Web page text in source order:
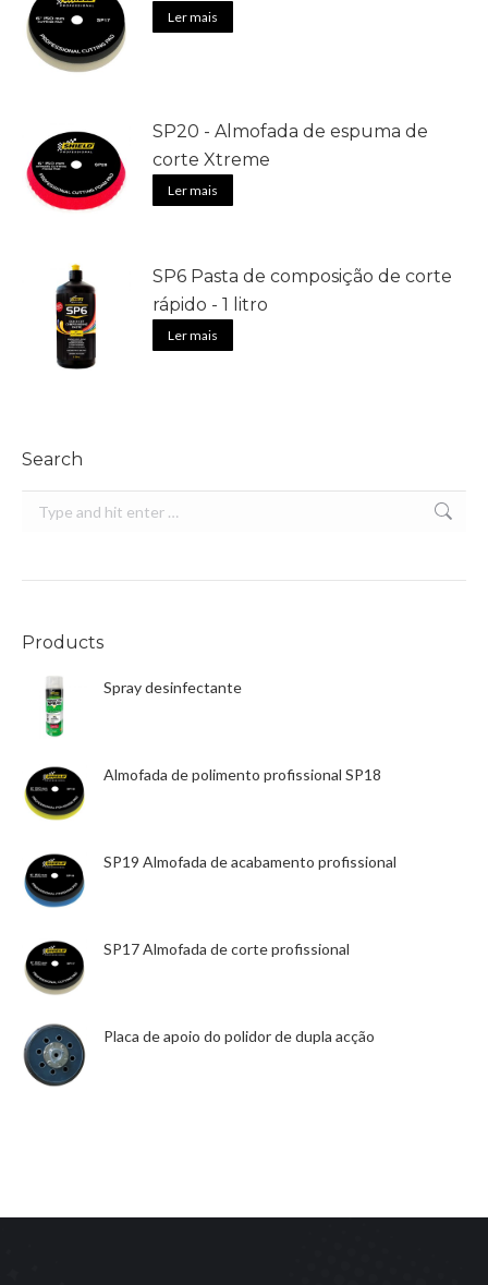
Ler mais
SP20 - Almofada de espuma de
corte Xtreme
Ler mais
SP6 Pasta de composição de corte
rápido - 1 litro
Ler mais
Search
Search:
Products
Spray desinfectante
Almofada de polimento profissional SP18
SP19 Almofada de acabamento profissional
SP17 Almofada de corte profissional
Placa de apoio do polidor de dupla acção